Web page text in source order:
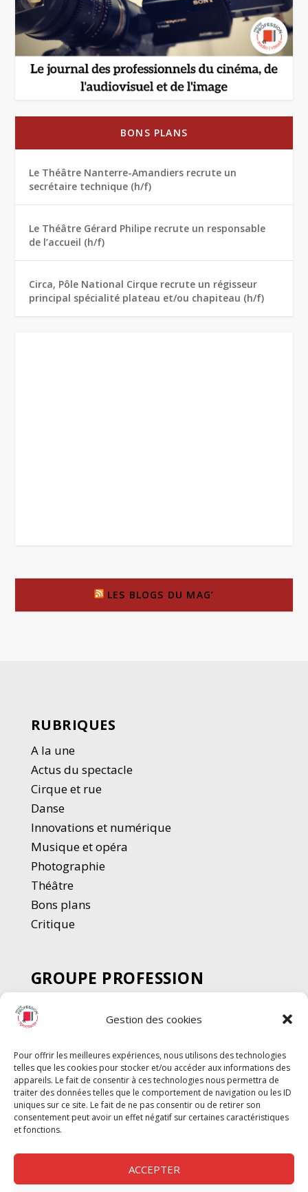
Gestion des cookies
Pour offrir les meilleures expériences, nous utilisons des technologies
telles que les cookies pour stocker et/ou accéder aux informations des
appareils. Le fait de consentir à ces technologies nous permettra de
traiter des données telles que le comportement de navigation ou les ID
uniques sur ce site. Le fait de ne pas consentir ou de retirer son
consentement peut avoir un effet négatif sur certaines caractéristiques
et fonctions.
ACCEPTER
BONS PLANS
Le Théâtre Nanterre-Amandiers recrute un
secrétaire technique (h/f)
Le Théâtre Gérard Philipe recrute un responsable
de l’accueil (h/f)
Circa, Pôle National Cirque recrute un régisseur
principal spécialité plateau et/ou chapiteau (h/f)
LES BLOGS DU MAG’
RUBRIQUES
A la une
Actus du spectacle
Cirque et rue
Danse
Innovations et numérique
Musique et opéra
Photographie
Théâtre
Bons plans
Critique
GROUPE PROFESSION
SPECTACLE
Chèque Intermittents
Chèque Compta
Chèque Emploi Spectacle
G-Pods
Profession Audio-visuel